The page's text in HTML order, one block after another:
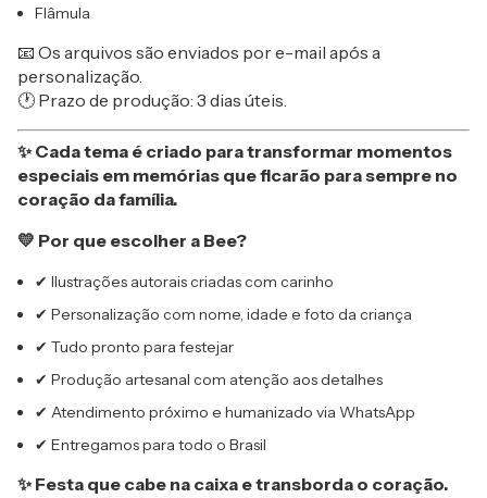
Flâmula
📧 Os arquivos são enviados por e-mail após a
personalização.
🕐 Prazo de produção: 3 dias úteis.
✨ Cada tema é criado para transformar momentos
especiais em memórias que ficarão para sempre no
coração da família.
💛 Por que escolher a Bee?
✔ Ilustrações autorais criadas com carinho
✔ Personalização com nome, idade e foto da criança
✔ Tudo pronto para festejar
✔ Produção artesanal com atenção aos detalhes
✔ Atendimento próximo e humanizado via WhatsApp
✔ Entregamos para todo o Brasil
✨ Festa que cabe na caixa e transborda o coração.